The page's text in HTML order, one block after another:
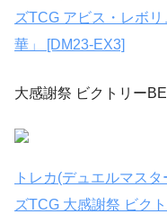
ズTCG アビス・レボ
華」 [DM23-EX3]
大感謝祭 ビクトリー
トレカ(デュエルマス
ズTCG 大感謝祭 ビク